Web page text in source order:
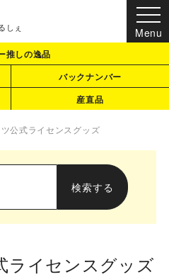
しぇ
推しの逸品
バックナンバー
産直品
公式ライセンスグッズ
ライセンスグッズ